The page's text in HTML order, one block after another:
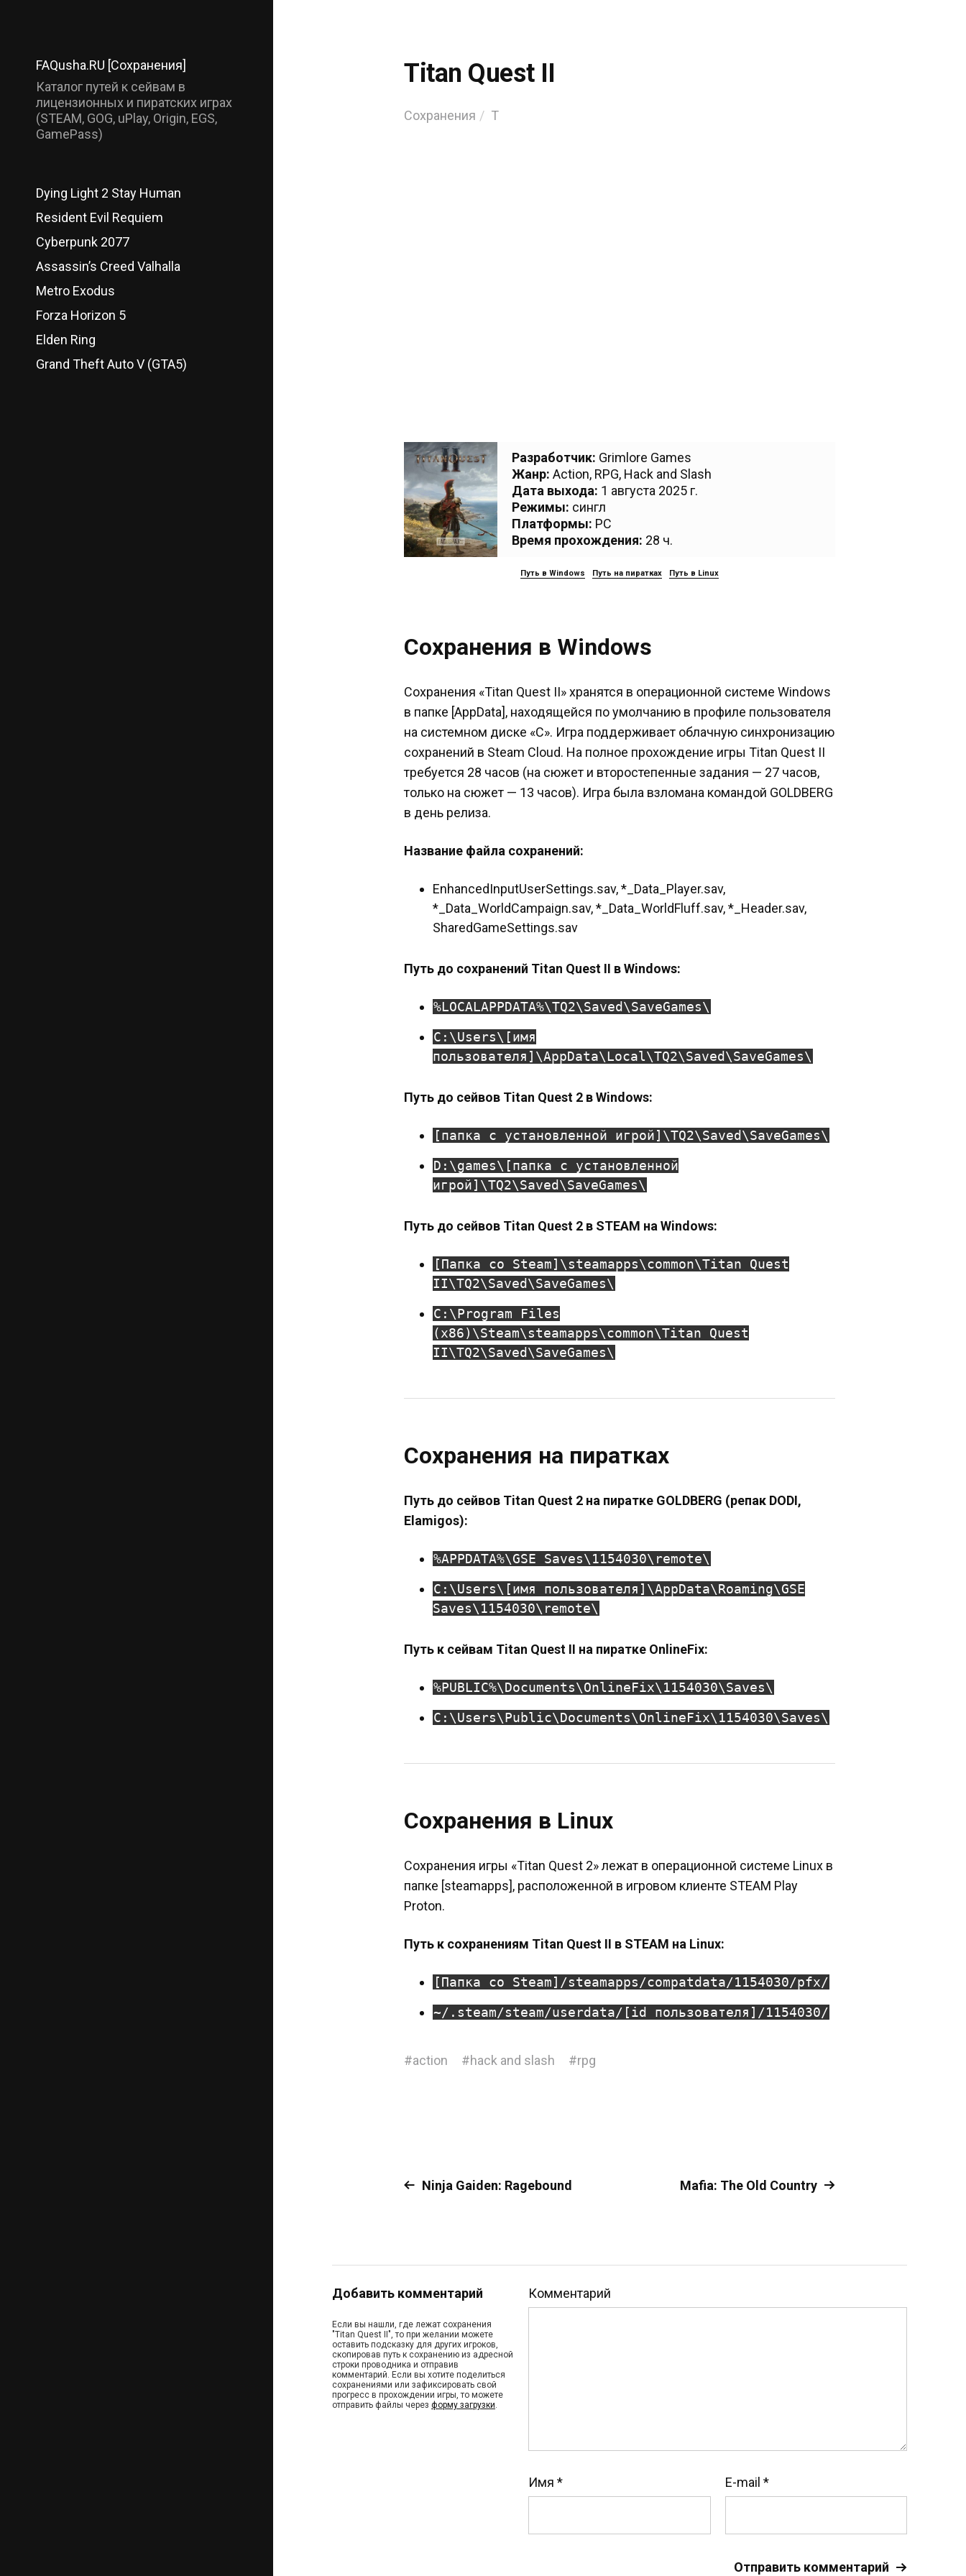
FAQusha.RU [Сохранения]
Каталог путей к сейвам в
лицензионных и пиратских играх
(STEAM, GOG, uPlay, Origin, EGS,
GamePass)
Dying Light 2 Stay Human
Resident Evil Requiem
Cyberpunk 2077
Assassin’s Creed Valhalla
Metro Exodus
Forza Horizon 5
Elden Ring
Grand Theft Auto V (GTA5)
Titan Quest II
Сохранения T
Разработчик: Grimlore Games
Жанр: Action, RPG, Hack and Slash
Дата выхода: 1 августа 2025 г.
Режимы: сингл
Платформы: PC
Время прохождения: 28 ч.
Путь в Windows Путь на пиратках Путь в Linux
Сохранения в Windows
Сохранения «Titan Quest II» хранятся в операционной системе Windows
в папке [AppData], находящейся по умолчанию в профиле пользователя
на системном диске «C». Игра поддерживает облачную синхронизацию
сохранений в Steam Cloud. На полное прохождение игры Titan Quest II
требуется 28 часов (на сюжет и второстепенные задания — 27 часов,
только на сюжет — 13 часов). Игра была взломана командой GOLDBERG
в день релиза.
Название файла сохранений:
EnhancedInputUserSettings.sav, *_Data_Player.sav,
*_Data_WorldCampaign.sav, *_Data_WorldFluff.sav, *_Header.sav,
SharedGameSettings.sav
Путь до сохранений Titan Quest II в Windows:
%LOCALAPPDATA%\TQ2\Saved\SaveGames\
C:\Users\[имя
пользователя]\AppData\Local\TQ2\Saved\SaveGames\
Путь до сейвов Titan Quest 2 в Windows:
[папка с установленной игрой]\TQ2\Saved\SaveGames\
D:\games\[папка с установленной
игрой]\TQ2\Saved\SaveGames\
Путь до сейвов Titan Quest 2 в STEAM на Windows:
[Папка со Steam]\steamapps\common\Titan Quest
II\TQ2\Saved\SaveGames\
C:\Program Files
(x86)\Steam\steamapps\common\Titan Quest
II\TQ2\Saved\SaveGames\
Сохранения на пиратках
Путь до сейвов Titan Quest 2 на пиратке GOLDBERG (репак DODI,
Elamigos):
%APPDATA%\GSE Saves\1154030\remote\
C:\Users\[имя пользователя]\AppData\Roaming\GSE
Saves\1154030\remote\
Путь к сейвам Titan Quest II на пиратке OnlineFix:
%PUBLIC%\Documents\OnlineFix\1154030\Saves\
C:\Users\Public\Documents\OnlineFix\1154030\Saves\
Сохранения в Linux
Сохранения игры «Titan Quest 2» лежат в операционной системе Linux в
папке [steamapps], расположенной в игровом клиенте STEAM Play
Proton.
Путь к сохранениям Titan Quest II в STEAM на Linux:
[Папка со Steam]/steamapps/compatdata/1154030/pfx/
~/.steam/steam/userdata/[id пользователя]/1154030/
#action #hack and slash #rpg
Ninja Gaiden: Ragebound Mafia: The Old Country
Добавить комментарий
Если вы нашли, где лежат сохранения
"Titan Quest II", то при желании можете
оставить подсказку для других игроков,
скопировав путь к сохранению из адресной
строки проводника и отправив
комментарий. Если вы хотите поделиться
сохранениями или зафиксировать свой
прогресс в прохождении игры, то можете
отправить файлы через форму загрузки.
Комментарий
Имя * E-mail *